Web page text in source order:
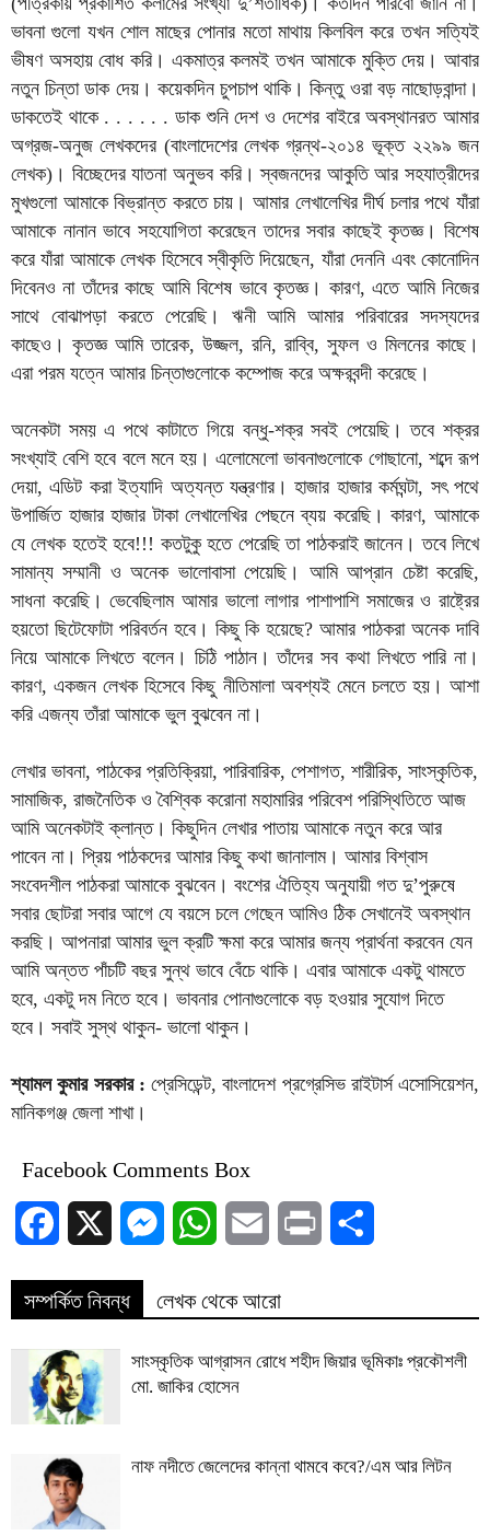
ভাবনা গুলো যখন শোল মাছের পোনার মতো মাথায় কিলবিল করে তখন সত্যিই
ভীষণ অসহায় বোধ করি। একমাত্র কলমই তখন আমাকে মুক্তি দেয়। আবার
নতুন চিন্তা ডাক দেয়। কয়েকদিন চুপচাপ থাকি। কিন্তু ওরা বড় নাছোড়বান্দা।
ডাকতেই থাকে . . . . . . ডাক শুনি দেশ ও দেশের বাইরে অবস্থানরত আমার
অগ্রজ-অনুজ লেখকদের (বাংলাদেশের লেখক গ্রন্থ-২০১৪ ভূক্ত ২২৯৯ জন
লেখক)। বিচ্ছেদের যাতনা অনুভব করি। স্বজনদের আকুতি আর সহযাত্রীদের
মুখগুলো আমাকে বিভ্রান্ত করতে চায়। আমার লেখালেখির দীর্ঘ চলার পথে যাঁরা
আমাকে নানান ভাবে সহযোগিতা করেছেন তাদের সবার কাছেই কৃতজ্ঞ। বিশেষ
করে যাঁরা আমাকে লেখক হিসেবে স্বীকৃতি দিয়েছেন, যাঁরা দেননি এবং কোনোদিন
দিবেনও না তাঁদের কাছে আমি বিশেষ ভাবে কৃতজ্ঞ। কারণ, এতে আমি নিজের
সাথে বোঝাপড়া করতে পেরেছি। ঋনী আমি আমার পরিবারের সদস্যদের
কাছেও। কৃতজ্ঞ আমি তারেক, উজ্জল, রনি, রাব্বি, সুফল ও মিলনের কাছে।
এরা পরম যত্নে আমার চিন্তাগুলোকে কম্পোজ করে অক্ষরবন্দী করেছে।
অনেকটা সময় এ পথে কাটাতে গিয়ে বন্ধু-শক্র সবই পেয়েছি। তবে শক্রর
সংখ্যাই বেশি হবে বলে মনে হয়। এলোমেলো ভাবনাগুলোকে গোছানো, শব্দে রূপ
দেয়া, এডিট করা ইত্যাদি অত্যন্ত যন্ত্রণার। হাজার হাজার কর্মঘন্টা, সৎ পথে
উপার্জিত হাজার হাজার টাকা লেখালেখির পেছনে ব্যয় করেছি। কারণ, আমাকে
যে লেখক হতেই হবে!!! কতটুকু হতে পেরেছি তা পাঠকরাই জানেন। তবে লিখে
সামান্য সম্মানী ও অনেক ভালোবাসা পেয়েছি। আমি আপ্রান চেষ্টা করেছি,
সাধনা করেছি। ভেবেছিলাম আমার ভালো লাগার পাশাপাশি সমাজের ও রাষ্ট্রের
হয়তো ছিটেফোটা পরিবর্তন হবে। কিছু কি হয়েছে? আমার পাঠকরা অনেক দাবি
নিয়ে আমাকে লিখতে বলেন। চিঠি পাঠান। তাঁদের সব কথা লিখতে পারি না।
কারণ, একজন লেখক হিসেবে কিছু নীতিমালা অবশ্যই মেনে চলতে হয়। আশা
করি এজন্য তাঁরা আমাকে ভুল বুঝবেন না।
লেখার ভাবনা, পাঠকের প্রতিক্রিয়া, পারিবারিক, পেশাগত, শারীরিক, সাংস্কৃতিক,
সামাজিক, রাজনৈতিক ও বৈশ্বিক করোনা মহামারির পরিবেশ পরিস্থিতিতে আজ
আমি অনেকটাই ক্লান্ত। কিছুদিন লেখার পাতায় আমাকে নতুন করে আর
পাবেন না। প্রিয় পাঠকদের আমার কিছু কথা জানালাম। আমার বিশ্বাস
সংবেদশীল পাঠকরা আমাকে বুঝবেন। বংশের ঐতিহ্য অনুযায়ী গত দু’পুরুষে
সবার ছোটরা সবার আগে যে বয়সে চলে গেছেন আমিও ঠিক সেখানেই অবস্থান
করছি। আপনারা আমার ভুল ক্রটি ক্ষমা করে আমার জন্য প্রার্থনা করবেন যেন
আমি অন্তত পাঁচটি বছর সুন্থ ভাবে বেঁচে থাকি। এবার আমাকে একটু থামতে
হবে, একটু দম নিতে হবে। ভাবনার পোনাগুলোকে বড় হওয়ার সুযোগ দিতে
হবে। সবাই সুস্থ থাকুন- ভালো থাকুন।
শ্যামল কুমার সরকার : প্রেসিডেন্ট, বাংলাদেশ প্রগ্রেসিভ রাইটার্স এসোসিয়েশন,
মানিকগঞ্জ জেলা শাখা।
Facebook Comments Box
Facebook MessengerWhatsAppEmail Print
সম্পর্কিত নিবন্ধ লেখক থেকে আরো
সাংস্কৃতিক আগ্রাসন রোধে শহীদ জিয়ার ভূমিকাঃ প্রকৌশলী
মো. জাকির হোসেন
নাফ নদীতে জেলেদের কান্না থামবে কবে?/এম আর লিটন